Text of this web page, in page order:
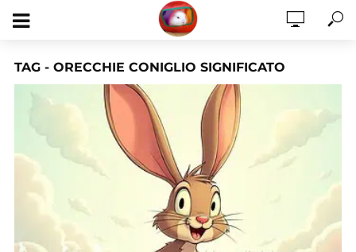
TAG - ORECCHIE CONIGLIO SIGNIFICATO